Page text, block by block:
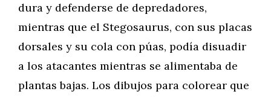
dura y defenderse de depredadores,
mientras que el Stegosaurus, con sus placas
dorsales y su cola con púas, podía disuadir
a los atacantes mientras se alimentaba de
plantas bajas. Los dibujos para colorear que